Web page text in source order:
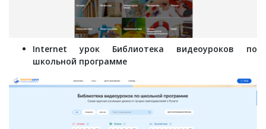
Internet урок Библиотека видеоуроков по
школьной программе